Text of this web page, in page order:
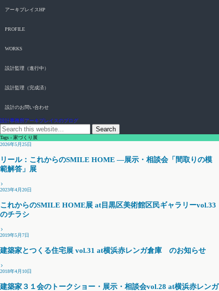
アーキプレイスHP
PROFILE
WORKS
設計監理（進行中）
設計監理（完成済）
設計のお問い合わせ
設計事務所アーキプレイスのブログ
Tags › 家づくり展
2026年5月25日
リール：これからのSMILE HOME ―展示・相談会「間取りの模
範解答」展
2023年4月20日
これからのSMILE HOME展 at目黒区美術館区民ギャラリーvol.33
のチラシ
2019年5月7日
建築家とつくる住宅展 vol.31 at横浜赤レンガ倉庫 のお知らせ
2018年4月10日
建築家３１会のトークショー・展示・相談会vol.28 at横浜赤レンガ